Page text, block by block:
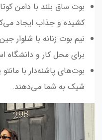
بوت ساق بلند با دامن
کشیده و جذاب ایجاد
نیم بوت زنانه با شلوار
برای محل کار و دانشگاه
بوت‌های پاشنه‌دار با مانتو
شیک به شما می‌دهند.